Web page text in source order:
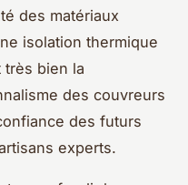
des matériaux
isolation thermique
très bien la
des couvreurs
des futurs
experts.